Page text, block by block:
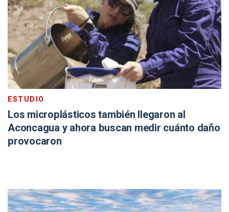
ESTUDIO
Los microplásticos también llegaron al
Aconcagua y ahora buscan medir cuánto daño
provocaron